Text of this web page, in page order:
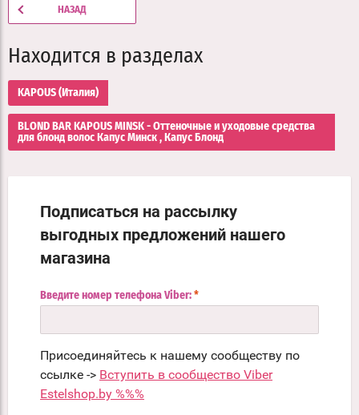
НАЗАД
Находится в разделах
KAPOUS (Италия)
BLOND BAR KAPOUS MINSK - Оттеночные и уходовые средства
для блонд волос Капус Минск , Капус Блонд
Подписаться на рассылку
выгодных предложений нашего
магазина
Введите номер телефона Viber: *
Присоединяйтесь к нашему сообществу по
ссылке -> Вступить в сообщество Viber
Estelshop.by %%%